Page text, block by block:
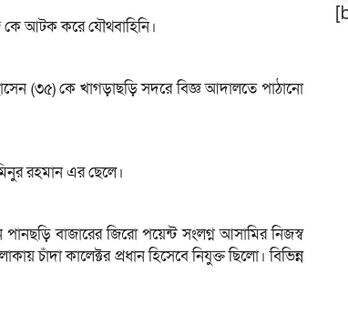
কে আটক করে যৌথবাহিনি।
(৩৫) কে খাগড়াছড়ি সদরে বিজ্ঞ আদালতে পাঠানো
রহমান এর ছেলে।
বাজারের জিরো পয়েন্ট সংলগ্ন আসামির নিজস্ব
কালেক্টর প্রধান হিসেবে নিযুক্ত ছিলো। বিভিন্ন